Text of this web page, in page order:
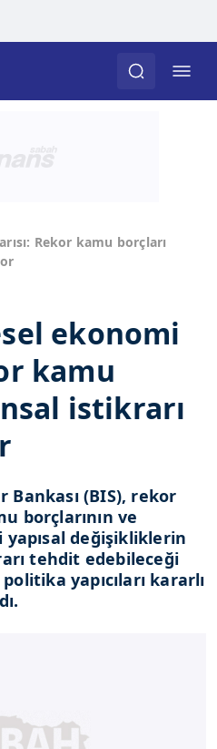
Rekor kamu borçları
ekonomi
kamu
istikrarı
Bankası (BIS), rekor
borçlarının ve
değişikliklerin
tehdit edebileceği
yapıcıları kararlı